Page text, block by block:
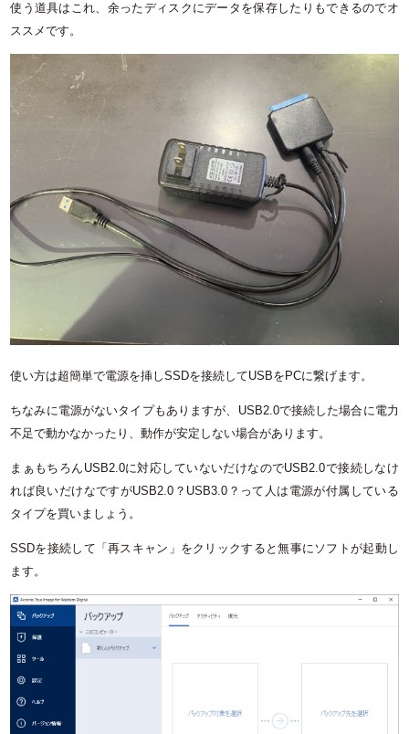
使う道具はこれ、余ったディスクにデータを保存したりもできるのでオ
ススメです。
使い方は超簡単で電源を挿しSSDを接続してUSBをPCに繋げます。
ちなみに電源がないタイプもありますが、USB2.0で接続した場合に電力
不足で動かなかったり、動作が安定しない場合があります。
まぁもちろんUSB2.0に対応していないだけなのでUSB2.0で接続しなけ
れば良いだけなですがUSB2.0？USB3.0？って人は電源が付属している
タイプを買いましょう。
SSDを接続して「再スキャン」をクリックすると無事にソフトが起動し
ます。